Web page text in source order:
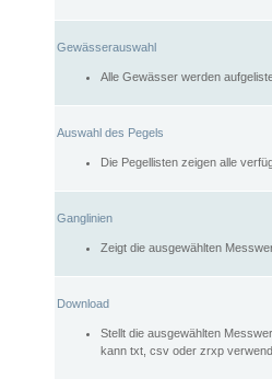
Gewässerauswahl
Alle Gewässer werden
Auswahl des Pegels
Die Pegellisten zeigen alle
Ganglinien
Zeigt die ausgewählten
Download
Stellt die ausgewählten
kann txt, csv oder zrxp